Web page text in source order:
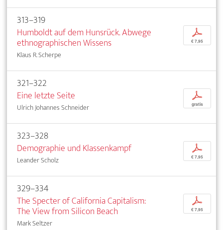
313–319
Humboldt auf dem Hunsrück. Abwege
ethnographischen Wissens
Klaus R. Scherpe
p
€ 7,95
321–322
Eine letzte Seite
Ulrich Johannes Schneider
p
gratis
323–328
Demographie und Klassenkampf
Leander Scholz
p
€ 7,95
329–334
The Specter of California Capitalism:
The View from Silicon Beach
Mark Seltzer
p
€ 7,95